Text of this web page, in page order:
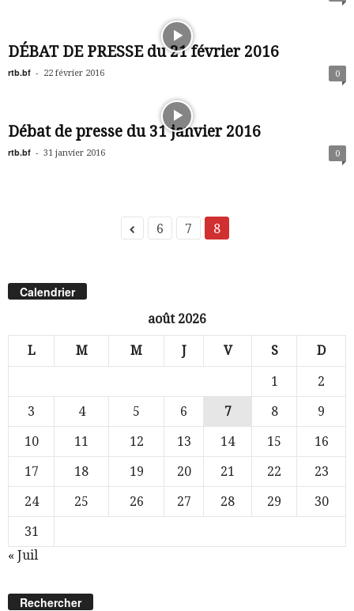
DÉBAT DE PRESSE du 21 février 2016
rtb.bf - 22 février 2016 0
Débat de presse du 31 janvier 2016
rtb.bf - 31 janvier 2016 0
6 7 8
Calendrier
août 2026
L M M J V S D
1
2
3
4 5 6 7 8
9
10
11 12 13 14 15
16
17
18 19 20 21 22
23
24
25 26 27 28 29
30
31
« Juil
Rechercher